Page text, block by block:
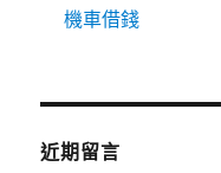
機車借錢
近期留言